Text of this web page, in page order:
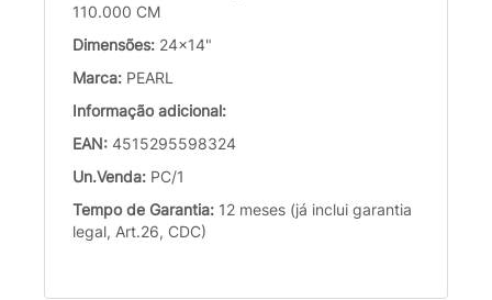
110.000 CM
Dimensões: 24x14"
Marca: PEARL
Informação adicional:
EAN: 4515295598324
Un.Venda: PC/1
Tempo de Garantia: 12 meses (já inclui garantia
legal, Art.26, CDC)